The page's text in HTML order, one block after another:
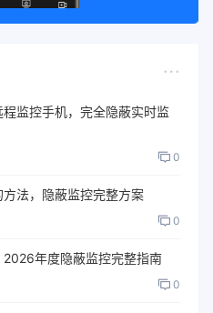
监控手机，完全隐蔽实时监
0
法，隐蔽监控完整方案
0
年度隐蔽监控完整指南
0